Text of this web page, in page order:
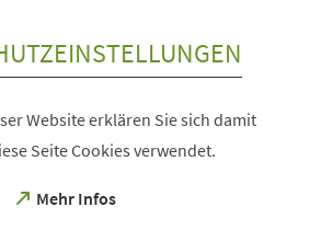
Website erklären Sie sich damit
Seite Cookies verwendet.
Mehr Infos
(Öffnet